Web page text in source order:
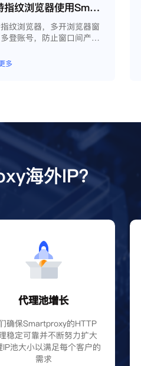
比特指纹浏览器使用Smartproxy教程
纹浏览器，多开浏览器窗
登账号，防止窗口间产生
立的电脑信息，模拟不同
地址，使得相互间完全环境
多
海外IP？
代理池增长
确保Smartproxy的HTTP
稳定可靠并不断努力扩大
IP池大小以满足每个客户的
需求